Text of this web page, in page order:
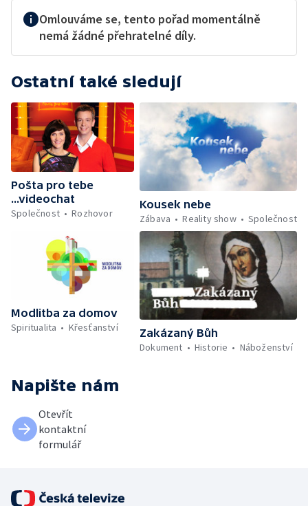
Omlouváme se, tento pořad momentálně
nemá žádné přehratelné díly.
Ostatní také sledují
Pošta pro tebe
...videochat
Společnost
Rozhovor
Kousek nebe
Zábava
Reality show Společnost
Modlitba za domov
Spiritualita
Křesťanství
Zakázaný Bůh
Dokument
Historie Náboženství
Napište nám
Otevřít
kontaktní
formulář